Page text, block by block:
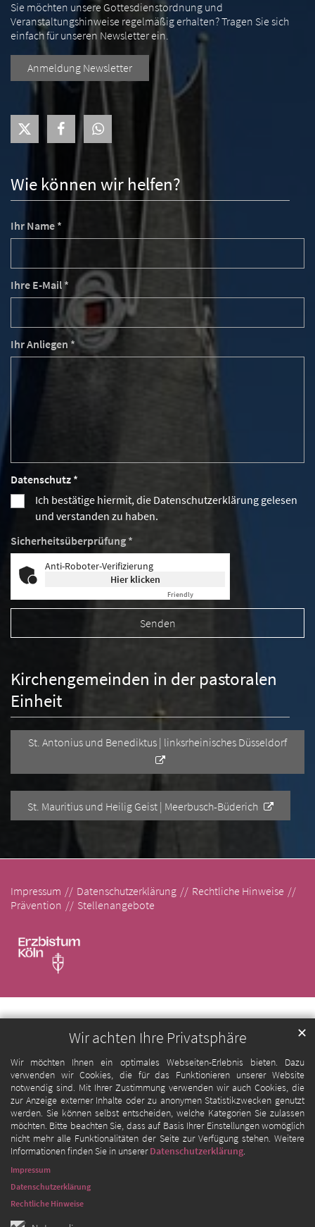
Wir achten Ihre Privatsphäre
Wir möchten Ihnen ein optimales Webseiten-Erlebnis bieten. Dazu
verwenden wir Cookies, die für das Funktionieren unserer Website
notwendig sind. Mit Ihrer Zustimmung verwenden wir auch Cookies, die
zur Anzeige externer Inhalte oder zu anonymen Statistikzwecken genutzt
werden. Sie können selbst entscheiden, welche Kategorien Sie zulassen
möchten. Bitte beachten Sie, dass auf Basis Ihrer Einstellungen womöglich
nicht mehr alle Funktionalitäten der Seite zur Verfügung stehen. Weitere
Informationen finden Sie in unsererDatenschutzerklärung.
✕
Impressum
Datenschutzerklärung
Rechtliche Hinweise
Wie können wir helfen?
Ihr Name *
Ihre E-Mail *
Ihr Anliegen *
Datenschutz *
Ich bestätige hiermit, die Datenschutzerklärung gelesen
und verstanden zu haben.
Sicherheitsüberprüfung *
Anti-Roboter-Verifizierung
Hier klicken
Friendly
Kirchengemeinden in der pastoralen
Einheit
St. Antonius und Benediktus | linksrheinisches Düsseldorf
St. Mauritius und Heilig Geist | Meerbusch-Büderich
Sie möchten unsere Gottesdienstordnung und
Veranstaltungshinweise regelmäßig erhalten? Tragen Sie sich
einfach für unseren Newsletter ein.
Anmeldung Newsletter
Impressum Datenschutzerklärung
Rechtliche Hinweise
Prävention
Stellenangebote